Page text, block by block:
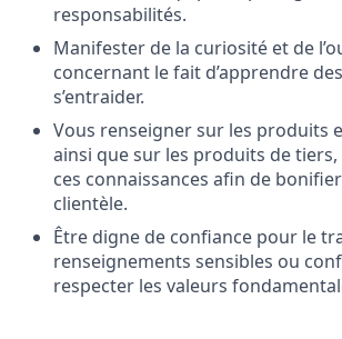
responsabilités.
Manifester de la curiosité et de
concernant le fait d’apprendre
s’entraider.
Vous renseigner sur les produits
ainsi que sur les produits de
ces connaissances afin de
clientèle.
Être digne de confiance pour le
renseignements sensibles ou
respecter les valeurs